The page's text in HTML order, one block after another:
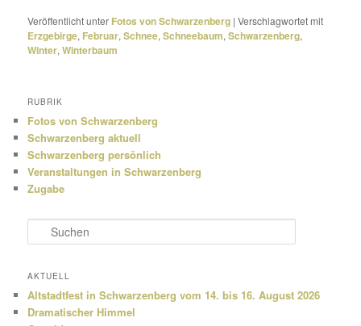
Veröffentlicht unter Fotos von Schwarzenberg |Verschlagwortet mit
Erzgebirge, Februar,Schnee,Schneebaum,Schwarzenberg,
Winter,Winterbaum
RUBRIK
Fotos von Schwarzenberg
Schwarzenberg aktuell
Schwarzenberg persönlich
Veranstaltungen in Schwarzenberg
Zugabe
u
h
n
AKTUELL
Altstadtfest in Schwarzenberg vom 14. bis 16. August 2026
Dramatischer Himmel